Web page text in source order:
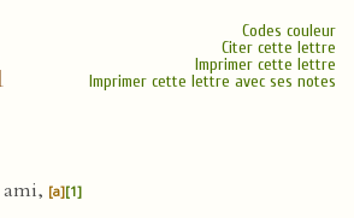
Codes couleur
Citer cette lettre
Imprimer cette lettre
Imprimer cette lettre avec ses notes
[a][1]